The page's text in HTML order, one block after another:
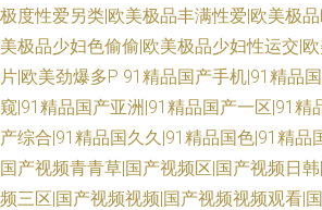
极度性爱另类|欧美极品丰满性爱|欧美极
美极品少妇色偷偷|欧美极品少妇性运交|
片|欧美劲爆多P 91精品国产手机|91精品
窥|91精品国产亚洲|91精品国产一区|91精
产综合|91精品国久久|91精品国色|91精品
国产视频青青草|国产视频区|国产视频日
频三区|国产视频视频|国产视频视频观看|